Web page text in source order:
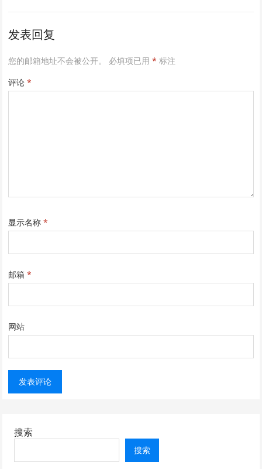
发表回复
您的邮箱地址不会被公开。 必填项已用* 标注
评论*
显示名称*
邮箱*
网站
搜索
搜索